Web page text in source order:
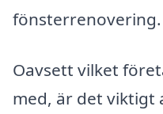
fönsterrenovering.
Oavsett vilket
med, är det viktigt